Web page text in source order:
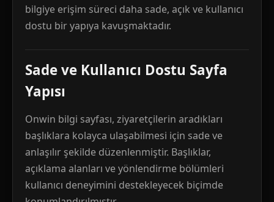
bilgiye erişim süreci daha sade, açık ve kullanıcı
dostu bir yapıya kavuşmaktadır.
Sade ve Kullanıcı Dostu Sayfa
Yapısı
Onwin bilgi sayfası, ziyaretçilerin aradıkları
başlıklara kolayca ulaşabilmesi için sade ve
anlaşılır şekilde düzenlenmiştir. Başlıklar,
açıklama alanları ve yönlendirme bölümleri
kullanıcı deneyimini destekleyecek biçimde